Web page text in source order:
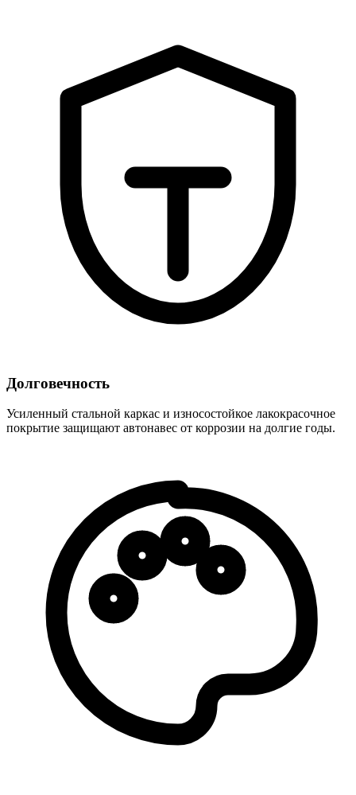
Долговечность
Усиленный стальной каркас и износостойкое лакокрасочное
покрытие защищают автонавес от коррозии на долгие годы.